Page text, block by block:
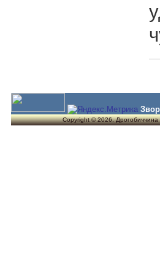
Copyright © 2026. Дрогобиччина -